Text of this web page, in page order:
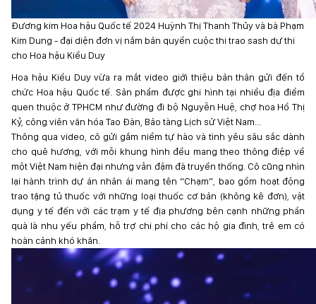
Đương kim Hoa hậu Quốc tế 2024 Huỳnh Thị Thanh Thủy và bà Phạm
Kim Dung - đại diện đơn vị nắm bản quyền cuộc thi trao sash dự thi
cho Hoa hậu Kiều Duy
Hoa hậu Kiều Duy vừa ra mắt video giới thiệu bản thân gửi đến tổ
chức Hoa hậu Quốc tế. Sản phẩm được ghi hình tại nhiều địa điểm
quen thuộc ở TPHCM như đường đi bộ Nguyễn Huệ, chợ hoa Hồ Thị
Kỷ, công viên văn hóa Tao Đàn, Bảo tàng Lịch sử Việt Nam...
Thông qua video, cô gửi gắm niềm tự hào và tình yêu sâu sắc dành
cho quê hương, với mỗi khung hình đều mang theo thông điệp về
một Việt Nam hiện đại nhưng vẫn đậm đà truyền thống. Cô cũng nhìn
lại hành trình dự án nhân ái mang tên “Chạm”, bao gồm hoạt động
trao tặng tủ thuốc với những loại thuốc cơ bản (không kê đơn), vật
dụng y tế đến với các trạm y tế địa phương bên cạnh những phần
quà là nhu yếu phẩm, hỗ trợ chi phí cho các hộ gia đình, trẻ em có
hoàn cảnh khó khăn.